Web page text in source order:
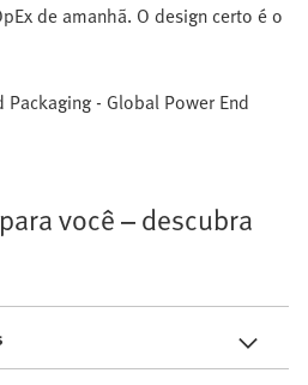
de amanhã. O design certo é o
- Global Power End
você – descubra